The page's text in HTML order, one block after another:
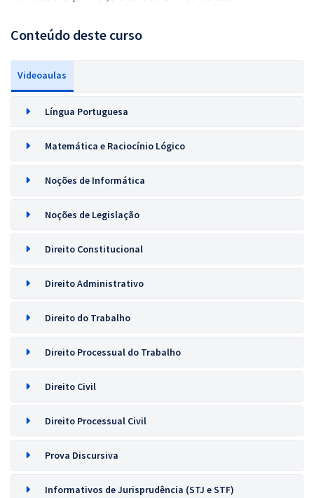
Conteúdo deste curso
Videoaulas
Língua Portuguesa
Matemática e Raciocínio Lógico
Noções de Informática
Noções de Legislação
Direito Constitucional
Direito Administrativo
Direito do Trabalho
Direito Processual do Trabalho
Direito Civil
Direito Processual Civil
Prova Discursiva
Informativos de Jurisprudência (STJ e STF)